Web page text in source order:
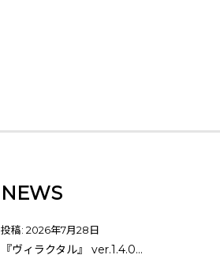
NEWS
投稿: 2026年7月28日
『ヴィラクタル』 ver.1.4.0…